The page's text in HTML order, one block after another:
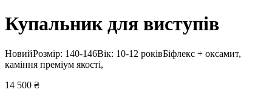
Купальник для виступів
НовийРозмір: 140-146Вік: 10-12 роківБіфлекс + оксамит,
каміння преміум якості,
14 500 ₴